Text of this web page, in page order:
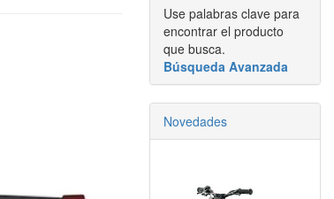
Use palabras clave para
encontrar el producto
que busca.
Búsqueda Avanzada
Novedades